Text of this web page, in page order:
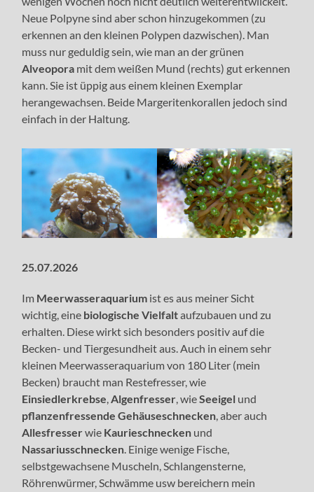
Neue Polpyne sind aber schon hinzugekommen (zu
erkennen an den kleinen Polypen dazwischen). Man
muss nur geduldig sein, wie man an der grünen
Alveopora mit dem weißen Mund (rechts) gut erkennen
kann. Sie ist üppig aus einem kleinen Exemplar
herangewachsen. Beide Margeritenkorallen jedoch sind
einfach in der Haltung.
25.07.2026
Im Meerwasseraquarium ist es aus meiner Sicht
wichtig, eine biologische Vielfaltaufzubauen und zu
erhalten. Diese wirkt sich besonders positiv auf die
Becken- und Tiergesundheit aus. Auch in einem sehr
kleinen Meerwasseraquarium von 180 Liter (mein
Becken) braucht man Restefresser, wie
Einsiedlerkrebse,Algenfresser, wieSeeigel und
pflanzenfressende Gehäuseschnecken, aber auch
Allesfresserwie Kaurieschnecken und
Nassariusschnecken. Einige wenige Fische,
selbstgewachsene Muscheln, Schlangensterne,
Röhrenwürmer, Schwämme usw bereichern mein